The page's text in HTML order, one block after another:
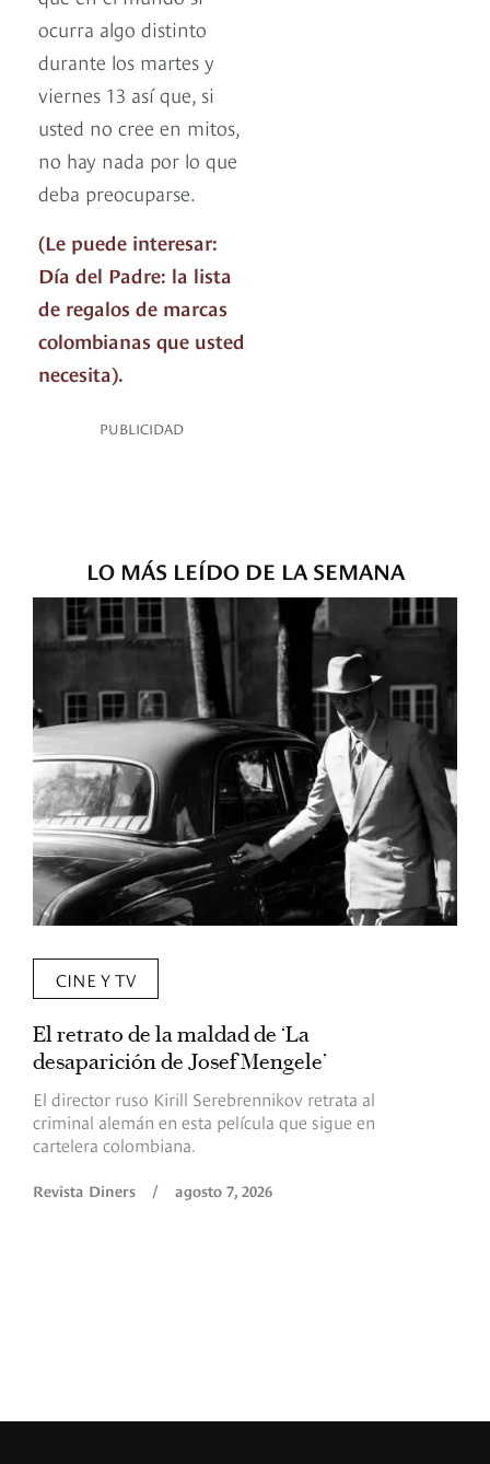
ocurra algo distinto
durante los martes y
viernes 13 así que, si
usted no cree en mitos,
no hay nada por lo que
deba preocuparse.
(Le puede interesar:
Día del Padre: la lista
de regalos de marcas
colombianas que usted
necesita).
PUBLICIDAD
LO MÁS LEÍDO DE LA SEMANA
CINE Y TV
El retrato de la maldad de ‘La
desaparición de Josef Mengele’
El director ruso Kirill Serebrennikov retrata al
criminal alemán en esta película que sigue en
cartelera colombiana.
Revista Diners / agosto 7, 2026